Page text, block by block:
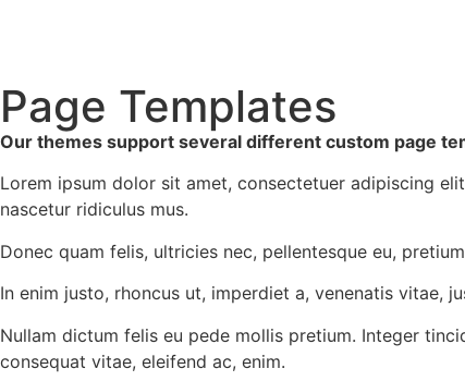
Page Templates
Our themes support several different custom page
Lorem ipsum dolor sit amet, consectetuer adipiscing
nascetur ridiculus mus.
Donec quam felis, ultricies nec, pellentesque eu,
In enim justo, rhoncus ut, imperdiet a, venenatis vitae,
Nullam dictum felis eu pede mollis pretium. Integer
consequat vitae, eleifend ac, enim.